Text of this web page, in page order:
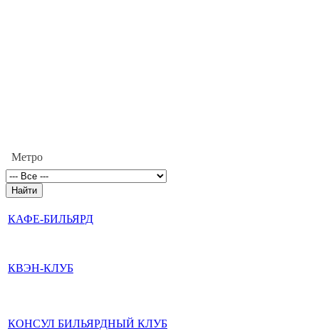
Метро
КАФЕ-БИЛЬЯРД
КВЭН-КЛУБ
КОНСУЛ БИЛЬЯРДНЫЙ КЛУБ